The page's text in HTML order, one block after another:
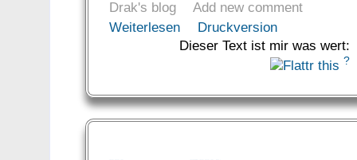
Drak's blog
Add new comment
Weiterlesen
Druckversion
Dieser Text ist mir was wert:
?